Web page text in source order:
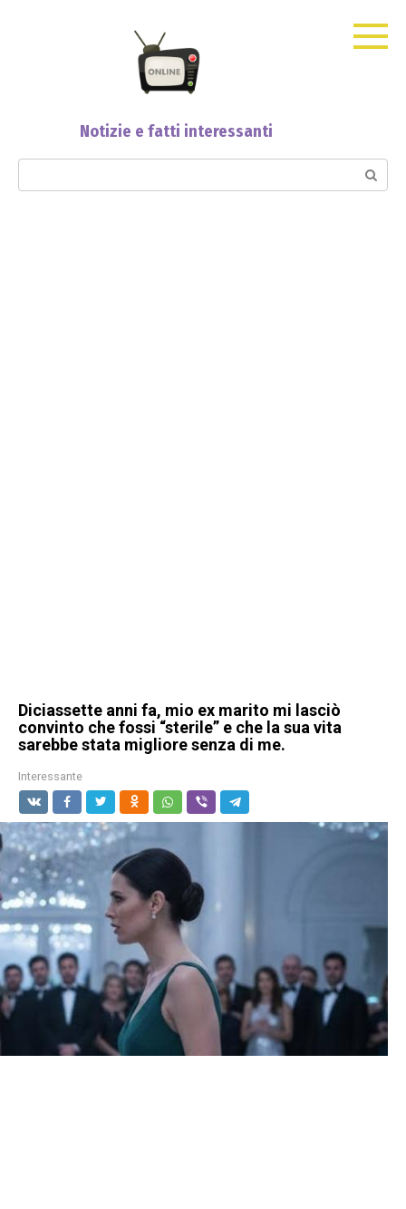
Notizie e fatti interessanti
Search:
Diciassette anni fa, mio ex marito mi lasciò
convinto che fossi “sterile” e che la sua vita
sarebbe stata migliore senza di me.
Interessante